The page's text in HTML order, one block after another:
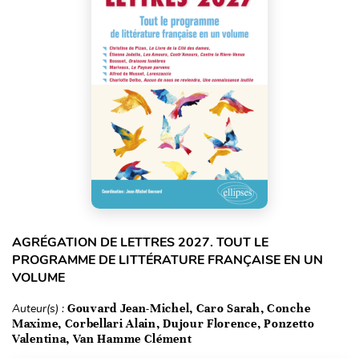
AGRÉGATION DE LETTRES 2027. TOUT LE
PROGRAMME DE LITTÉRATURE FRANÇAISE EN UN
VOLUME
Auteur(s) : Gouvard Jean-Michel, Caro Sarah, Conche
Maxime, Corbellari Alain, Dujour Florence, Ponzetto
Valentina, Van Hamme Clément